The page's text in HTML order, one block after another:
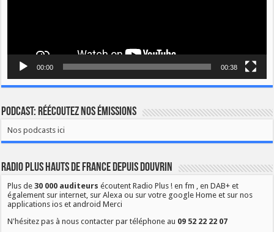
00:00 00:38
Podcast: Réécoutez nos émissions
Nos podcasts ici
Radio Plus Hauts de France depuis Douvrin
Plus de30 000 auditeurs écoutent Radio Plus ! en fm , en DAB+ et
également sur internet, sur Alexa ou sur votre google Home et sur nos
applications ios et android Merci
N'hésitez pas à nous contacter par téléphone au 09 52 22 22 07